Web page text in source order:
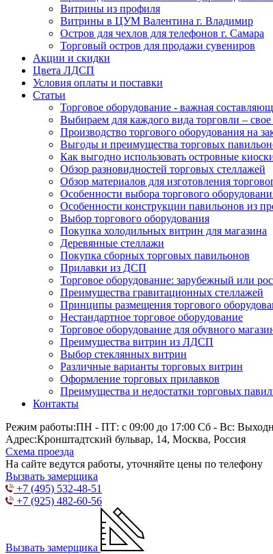
Витрины из профиля
Витрины в ЦУМ Валентина г. Владимир
Остров для чехлов для телефонов г. Самара
Торговый остров для продажи сувениров
Акции и скидки
Цвета ЛДСП
Условия оплаты и поставки
Статьи
Торговое оборудование - важная
Выбираем для каждого вида торговли – свое
Производство торгового оборудования на
Выгоды и преимущества торговых
Как выгодно использовать островные
Обзор разновидностей торговых стеллажей
Обзор материалов для изготовления
Особенности выбора торгового
Особенности конструкции павильонов из
Выбор торгового оборудования
Покупка холодильных витрин для магазина
Деревянные стеллажи
Покупка сборных торговых павильонов
Прилавки из ДСП
Торговое оборудование: зарубежный или
Преимущества гравитационных стеллажей
Принципы размещения торгового
Нестандартное торговое оборудование
Торговое оборудование для обувного
Преимущества витрин из ЛДСП
Выбор стеклянных витрин
Различные варианты торговых витрин
Оформление торговых прилавков
Преимущества и недостатки торговых
Контакты
Режим работы:ПН - ПТ: с 09:00 до 17:00 Сб - Вс:
Адрес:Кронштадтский бульвар, 14, Москва, Россия
Схема проезда
На сайте ведутся работы, уточняйте цены по телефону
Вызвать замерщика
+7 (495) 532-48-51
+7 (925) 482-60-56
Вызвать замерщика